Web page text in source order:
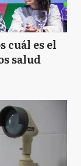
cuál es el
salud